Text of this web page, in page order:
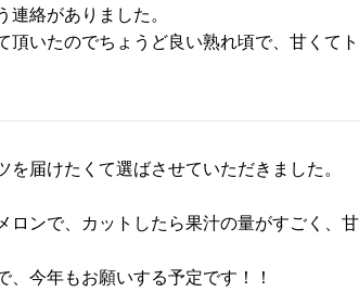
絡がありました。
頂いたのでちょうど良い熟れ頃で、甘くて
を届けたくて選ばさせていただきました。
ロンで、カットしたら果汁の量がすごく、
、今年もお願いする予定です！！